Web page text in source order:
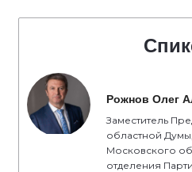
Рожнов Олег
Заместитель
областной
Московского
отделения